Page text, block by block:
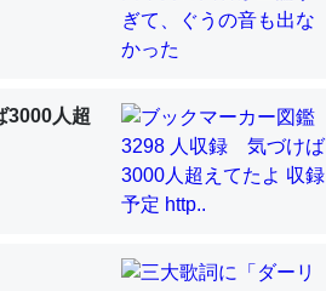
調べたらコオロギのカルシウム分はエビ
海にいないのか」に関する新仮説
方に不利だから両方が拮抗してるので
3000人超